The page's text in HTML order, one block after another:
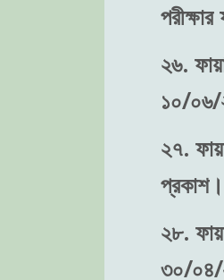
২৬.
১০/
২৭.
২৮.
৩০/